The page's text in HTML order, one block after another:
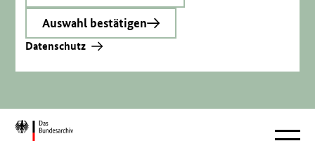
Auswahl bestätigen
Datenschutz
Zur